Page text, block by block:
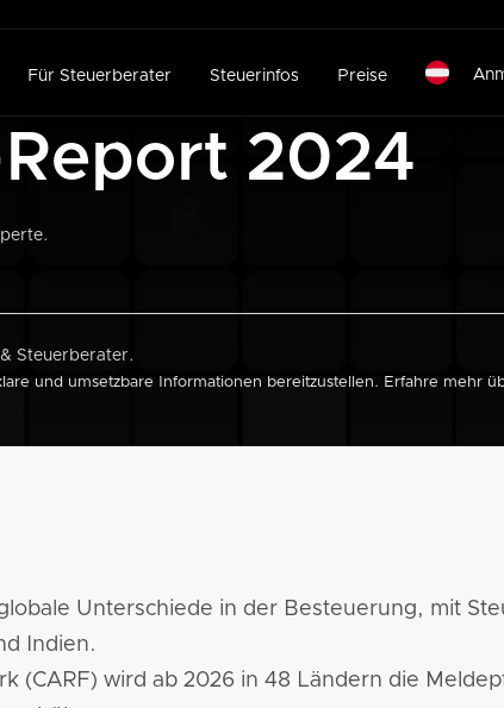
Für Steuerberater Steuerinfos Preise
2024
Steuerberater.
und umsetzbare Informationen bereitzustellen. Erfahre mehr
Unterschiede in der Besteuerung, mit
Indien.
(CARF) wird ab 2026 in 48 Ländern die